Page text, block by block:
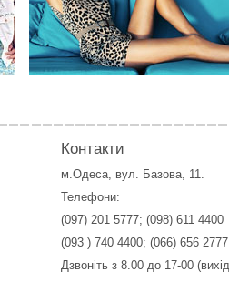
Контакти
м.Одеса, вул. Базова, 11.
Телефони:
(097) 201 5777; (098) 611 4400
(093 ) 740 4400; (066) 656 2777
Дзвоніть з 8.00 до 17-00